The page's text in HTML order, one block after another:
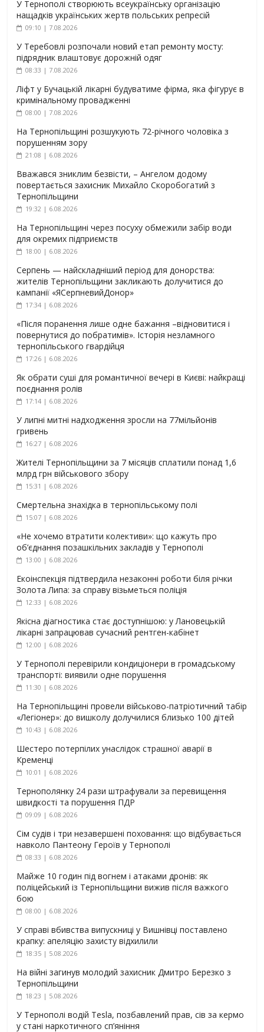
У Тернополі створюють всеукраїнську організацію
нащадків українських жертв польських репресій
09:10 | 7.08.2026
У Теребовлі розпочали новий етап ремонту мосту:
підрядник влаштовує дорожній одяг
08:33 | 7.08.2026
Ліфт у Бучацькій лікарні будуватиме фірма, яка фігурує в
кримінальному провадженні
08:00 | 7.08.2026
На Тернопільщині розшукують 72-річного чоловіка з
порушенням зору
21:08 | 6.08.2026
Вважався зниклим безвісти, – Ангелом додому
повертається захисник Михайло Скоробогатий з
Тернопільщини
19:32 | 6.08.2026
На Тернопільщині через посуху обмежили забір води
для окремих підприємств
18:00 | 6.08.2026
Серпень — найскладніший період для донорства:
жителів Тернопільщини закликають долучитися до
кампанії «ЯСерпневийДонор»
17:34 | 6.08.2026
«Після поранення лише одне бажання –відновитися і
повернутися до побратимів». Історія незламного
тернопільського гвардійця
17:26 | 6.08.2026
Як обрати суші для романтичної вечері в Києві: найкращі
поєднання ролів
17:14 | 6.08.2026
У липні митні надходження зросли на 77мільйонів
гривень
16:27 | 6.08.2026
Жителі Тернопільщини за 7 місяців сплатили понад 1,6
млрд грн військового збору
15:31 | 6.08.2026
Смертельна знахідка в тернопільському полі
15:07 | 6.08.2026
«Не хочемо втратити колективи»: що кажуть про
об’єднання позашкільних закладів у Тернополі
13:00 | 6.08.2026
Екоінспекція підтвердила незаконні роботи біля річки
Золота Липа: за справу візьметься поліція
12:33 | 6.08.2026
Якісна діагностика стає доступнішою: у Лановецькій
лікарні запрацював сучасний рентген-кабінет
12:00 | 6.08.2026
У Тернополі перевірили кондиціонери в громадському
транспорті: виявили одне порушення
11:30 | 6.08.2026
На Тернопільщині провели військово-патріотичний табір
«Легіонер»: до вишколу долучилися близько 100 дітей
10:43 | 6.08.2026
Шестеро потерпілих унаслідок страшної аварії в
Кременці
10:01 | 6.08.2026
Тернополянку 24 рази штрафували за перевищення
швидкості та порушення ПДР
09:09 | 6.08.2026
Сім судів і три незавершені поховання: що відбувається
навколо Пантеону Героїв у Тернополі
08:33 | 6.08.2026
Майже 10 годин під вогнем і атаками дронів: як
поліцейський із Тернопільщини вижив після важкого
бою
08:00 | 6.08.2026
У справі вбивства випускниці у Вишнівці поставлено
крапку: апеляцію захисту відхилили
18:35 | 5.08.2026
На війні загинув молодий захисник Дмитро Березко з
Тернопільщини
18:23 | 5.08.2026
У Тернополі водій Tesla, позбавлений прав, сів за кермо
у стані наркотичного сп’яніння